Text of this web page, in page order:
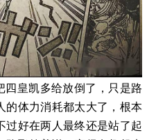
四皇凯多给放倒了，只是路
的体力消耗都太大了，根本
过好在两人最终还是站了起